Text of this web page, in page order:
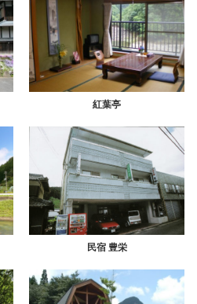
紅葉亭
民宿 豊栄